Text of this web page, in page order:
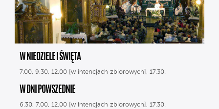
W NIEDZIELE I ŚWIĘTA
7.00, 9.30, 12.00 [w intencjach zbiorowych], 17.30.
W DNI POWSZEDNIE
6.30, 7.00, 12.00 [w intencjach zbiorowych], 17.30.